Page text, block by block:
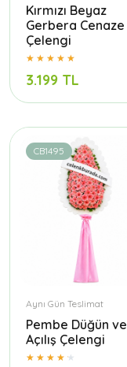
Kırmızı Beyaz
Gerbera Cenaze
Çelengi
3.199 TL
CB1495
Aynı Gün Teslimat
Pembe Düğün ve
Açılış Çelengi